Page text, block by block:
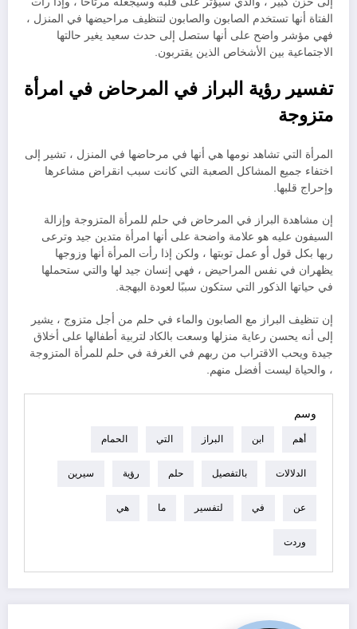
الفتاة أنها تستخدم الصابون والصابون لتنظيف مراحيضها في المنزل ،
فهي مؤشر واضح على أنها ستصل إلى حدث سعيد يغير حالتها
الاجتماعية بين الأشخاص الذين يقتربون.
تفسير رؤية البراز في المرحاض في امرأة
متزوجة
المرأة التي تشاهد نومها هي أنها في مرحاضها في المنزل ، تشير إلى
اختفاء جميع المشاكل الصعبة التي كانت سبب انقراض مشاعرها
وإحراج قلبها.
إن مشاهدة البراز في المرحاض في حلم للمرأة المتزوجة وإزالة
السيفون عليه هو علامة واضحة على أنها امرأة متدين جيد وترعى
ربها بكل قول أو عمل توبتها ، ولكن إذا رأت المرأة أنها وزوجها
يظهران في نفس المراحيض ، فهي إنسان جيد لها والتي ستحملها
في حياتها الذكور التي ستكون سببًا لعودة البهجة.
إن تنظيف البراز مع الصابون والماء في حلم من أجل متزوج ، يشير
إلى أنه يحسن رعاية منزلها وسعت بالكاد لتربية أطفالها على أخلاق
جيدة ويحب الاقتراب من ربهم في الغرفة في حلم للمرأة المتزوجة
، والحياة ليست أفضل منهم.
وسم
أهم ابن البراز التي الحمام
الدلالات بالتفصيل حلم رؤية سيرين
عن في لتفسير ما هي
وردت